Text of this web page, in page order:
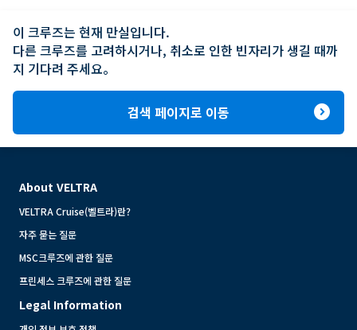
이 크루즈는 현재 만실입니다.
다른 크루즈를 고려하시거나, 취소로 인한 빈자리가 생길 때까
지 기다려 주세요。
검색 페이지로 이동 expand_circle_right
About VELTRA
VELTRA Cruise(벨트라)란?
자주 묻는 질문
MSC크루즈에 관한 질문
프린세스 크루즈에 관한 질문
Legal Information